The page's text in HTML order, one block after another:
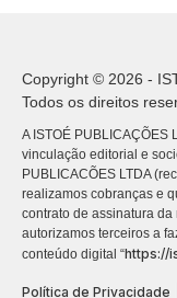
Copyright © 2026 -
Todos os direitos
A ISTOÉ PUBLICAÇÕES
vinculação editorial e
PUBLICACÕES LTDA
realizamos cobranças e
contrato de assinatura
autorizamos terceiros a
conteúdo digital “https://
Política de Privacidade